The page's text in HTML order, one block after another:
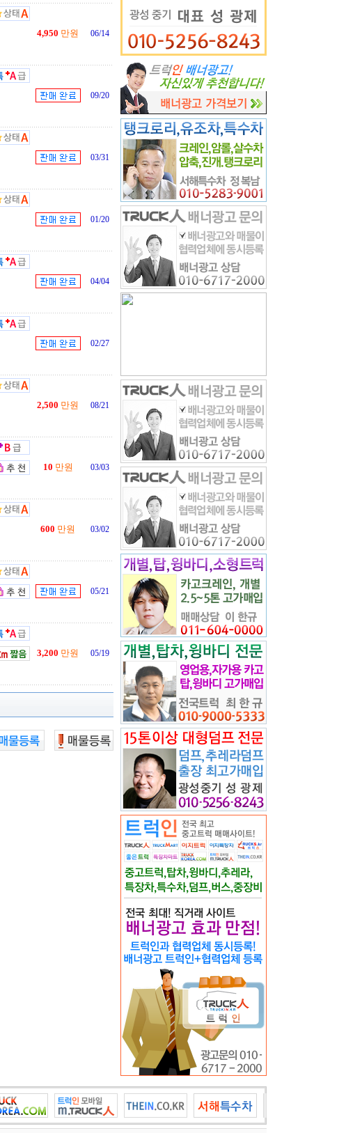
4,950 만원 06/14
09/20
03/31
01/20
04/04
02/27
2,500 만원 08/21
10 만원 03/03
600 만원 03/02
05/21
3,200 만원 05/19